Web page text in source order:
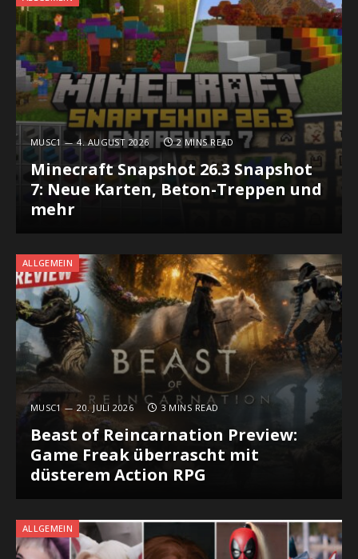
MUSC1 4. AUGUST 2026 2 MINS READ
Minecraft Snapshot 26.3 Snapshot
7: Neue Karten, Beton-Treppen und
mehr
ALLGEMEIN
MUSC1 20. JULI 2026 3 MINS READ
Beast of Reincarnation Preview:
Game Freak überrascht mit
düsterem Action RPG
ALLGEMEIN